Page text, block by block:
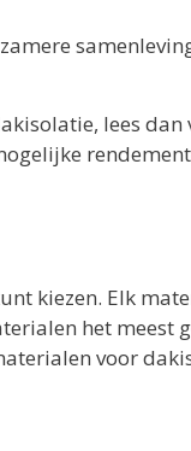
lees dan
kiezen. Elk
het meest
voor